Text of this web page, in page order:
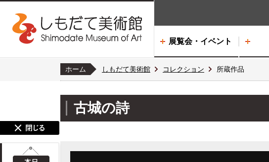
展覧会・イベント
ホーム しもだて美術館 コレクション 所蔵作品
古城の詩